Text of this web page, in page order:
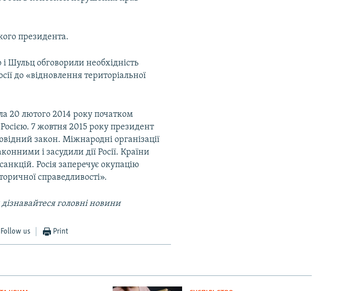
президента.
Шульц обговорили необхідність
до «відновлення територіальної
20 лютого 2014 року початком
7 жовтня 2015 року президент
закон. Міжнародні організації
і засудили дії Росії. Країни
Росія заперечує окупацію
справедливості».
головні новини
Follow us Print